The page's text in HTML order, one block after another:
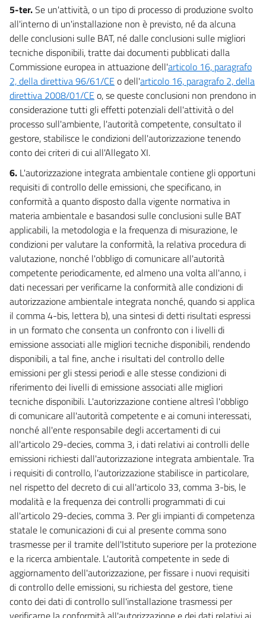
62
63
63 bis
TITOLO II
I DISTRETTI IDROGRAFICI, GLI STRUMENTI, GLI INTERVENTI
CAPO I
I DISTRETTI IDROGRAFICI
64
CAPO II
GLI STRUMENTI
65
66
67
68
68 bis
CAPO III
GLI INTERVENTI
69
70
71
72
72 bis
SEZIONE II
TUTELA DELLE ACQUE DALL'INQUINAMENTO
TITOLO I
PRINCIPI GENERALI E COMPETENZE
73
74
75
TITOLO II
OBIETTIVI DI QUALITÀ
CAPO I
OBIETTIVO DI QUALITÀ AMBIENTALE E OBIETTIVO DI QUALITÀ PER
SPECIFICA DESTINAZIONE
76
77
78
78 bis
78 ter
5-ter.Se un'attività, o un tipo di processo di produzione svolto
all'interno di un'installazione non è previsto, né da alcuna
delle conclusioni sulle BAT, né dalle conclusioni sulle migliori
tecniche disponibili, tratte dai documenti pubblicati dalla
Commissione europea in attuazione dell'articolo 16, paragrafo
2, della direttiva 96/61/CE o dell'articolo 16, paragrafo 2, della
direttiva 2008/01/CE o, se queste conclusioni non prendono in
considerazione tutti gli effetti potenziali dell'attività o del
processo sull'ambiente, l'autorità competente, consultato il
gestore, stabilisce le condizioni dell'autorizzazione tenendo
conto dei criteri di cui all'Allegato XI.
6. L'autorizzazione integrata ambientale contiene gli opportuni
requisiti di controllo delle emissioni, che specificano, in
conformità a quanto disposto dalla vigente normativa in
materia ambientale e basandosi sulle conclusioni sulle BAT
applicabili, la metodologia e la frequenza di misurazione, le
condizioni per valutare la conformità, la relativa procedura di
valutazione, nonché l'obbligo di comunicare all'autorità
competente periodicamente, ed almeno una volta all'anno, i
dati necessari per verificarne la conformità alle condizioni di
autorizzazione ambientale integrata nonché, quando si applica
il comma 4-bis, lettera b), una sintesi di detti risultati espressi
in un formato che consenta un confronto con i livelli di
emissione associati alle migliori tecniche disponibili, rendendo
disponibili, a tal fine, anche i risultati del controllo delle
emissioni per gli stessi periodi e alle stesse condizioni di
riferimento dei livelli di emissione associati alle migliori
tecniche disponibili. L'autorizzazione contiene altresì l'obbligo
di comunicare all'autorità competente e ai comuni interessati,
nonché all'ente responsabile degli accertamenti di cui
all'articolo 29-decies, comma 3, i dati relativi ai controlli delle
emissioni richiesti dall'autorizzazione integrata ambientale. Tra
i requisiti di controllo, l'autorizzazione stabilisce in particolare,
nel rispetto del decreto di cui all'articolo 33, comma 3-bis, le
modalità e la frequenza dei controlli programmati di cui
all'articolo 29-decies, comma 3. Per gli impianti di competenza
statale le comunicazioni di cui al presente comma sono
trasmesse per il tramite dell'Istituto superiore per la protezione
e la ricerca ambientale. L'autorità competente in sede di
aggiornamento dell'autorizzazione, per fissare i nuovi requisiti
di controllo delle emissioni, su richiesta del gestore, tiene
conto dei dati di controllo sull'installazione trasmessi per